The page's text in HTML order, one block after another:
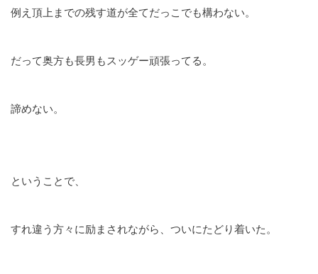
例え頂上までの残す道が全てだっこでも構わない。
だって奥方も長男もスッゲー頑張ってる。
諦めない。
ということで、
すれ違う方々に励まされながら、ついにたどり着いた。